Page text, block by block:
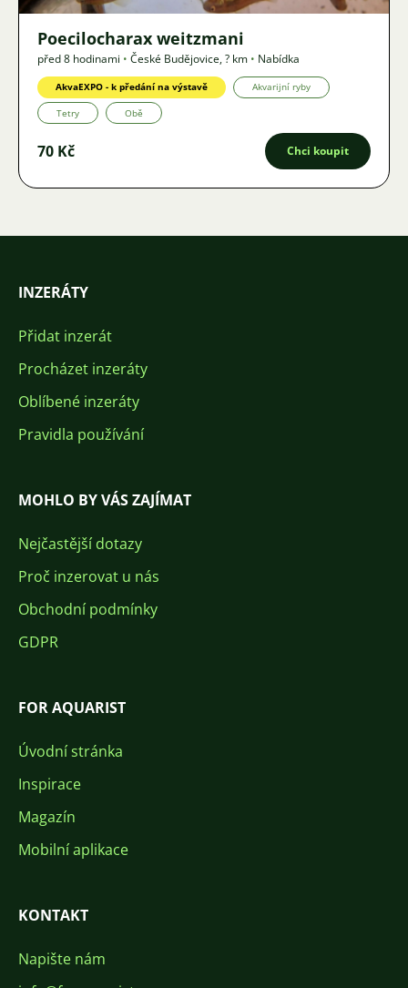
Poecilocharax weitzmani
před 8 hodinami • České Budějovice,? km • Nabídka
AkvaEXPO - k předání na výstavě Akvarijní ryby
Tetry Obě
70 Kč Chci koupit
INZERÁTY
Přidat inzerát
Procházet inzeráty
Oblíbené inzeráty
Pravidla používání
MOHLO BY VÁS ZAJÍMAT
Nejčastější dotazy
Proč inzerovat u nás
Obchodní podmínky
GDPR
FOR AQUARIST
Úvodní stránka
Inspirace
Magazín
Mobilní aplikace
KONTAKT
Napište nám